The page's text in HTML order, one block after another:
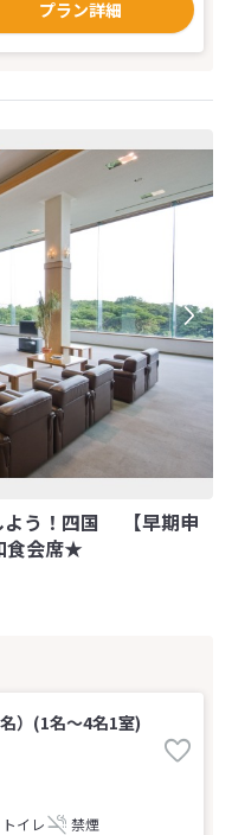
プラン詳細
よう！四国 【早期申
食会席★
）(1名～4名1室)
トイレ 禁煙